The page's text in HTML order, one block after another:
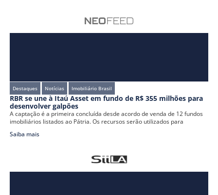
Destaques Notícias Imobiliário Brasil
RBR se une à Itaú Asset em fundo de R$ 355 milhões para
desenvolver galpões
A captação é a primeira concluída desde acordo de venda de 12 fundos
imobiliários listados ao Pátria. Os recursos serão utilizados para
Saiba mais